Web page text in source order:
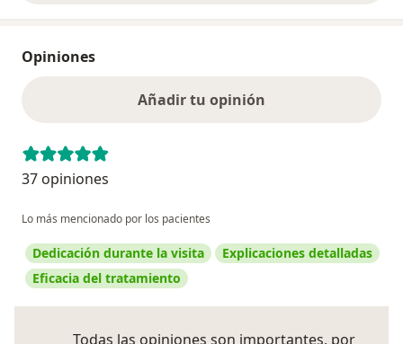
Opiniones
Añadir tu opinión
37 opiniones
Lo más mencionado por los pacientes
Dedicación durante la visita
Explicaciones detalladas
Eficacia del tratamiento
Todas las opiniones son importantes, por